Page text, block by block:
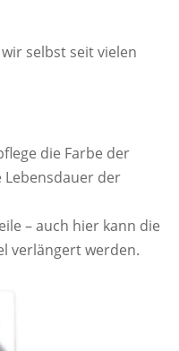
selbst seit vielen
die Farbe der
der
– auch hier kann die
verlängert werden.